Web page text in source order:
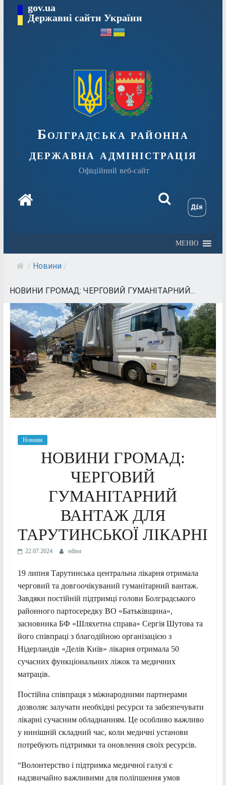
Перейтиgov.ua
Державні сайти України
Болградська районна
державна адміністрація
Офіційний веб-сайт
МЕНЮ
/ Новини /
НОВИНИ ГРОМАД: ЧЕРГОВИЙ ГУМАНІТАРНИЙ...
Новини
НОВИНИ ГРОМАД:
ЧЕРГОВИЙ
ГУМАНІТАРНИЙ
ВАНТАЖ ДЛЯ
ТАРУТИНСЬКОЇ ЛІКАРНІ
22.07.2024 editor
19 липня Тарутинська центральна лікарня отримала
черговий та довгоочікуваний гуманітарний вантаж.
Завдяки постійній підтримці голови Болградського
районного партосередку ВО «Батьківщина»,
засновника БФ «Шляхетна справа» Сергія Шутова та
його співпраці з благодійною організацією з
Нідерландів «Делів Київ» лікарня отримала 50
сучасних функціональних ліжок та медичних
матраців.
Постійна співпраця з міжнародними партнерами
дозволяє залучати необхідні ресурси та забезпечувати
лікарні сучасним обладнанням. Це особливо важливо
у нинішній складний час, коли медичні установи
потребують підтримки та оновлення своїх ресурсів.
“Волонтерство і підтримка медичної галузі є
надзвичайно важливими для поліпшення умов